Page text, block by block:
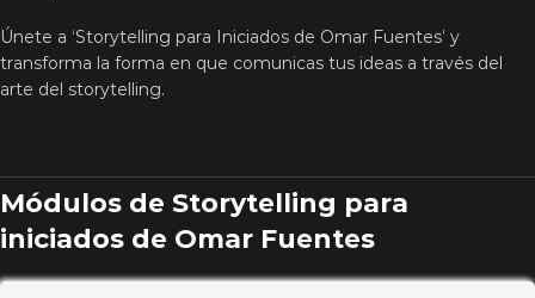
Únete a ‘Storytelling para Iniciados de Omar Fuentes’ y
transforma la forma en que comunicas tus ideas a través del
arte del storytelling.
Módulos de Storytelling para
iniciados de Omar Fuentes